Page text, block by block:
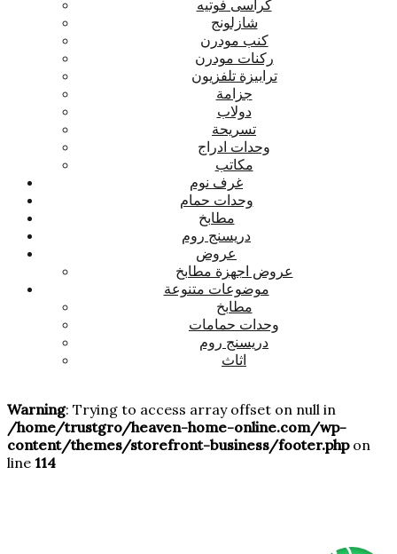
كراسى فوتيه
شازلونج
كنب مودرن
ركنات مودرن
ترابيزة تلفزيون
جزامة
دولاب
تسريحة
وحدات ادراج
مكاتب
غرف نوم
وحدات حمام
مطابخ
دريسنج روم
عروض
عروض اجهزة مطابخ
موضوعات متنوعة
مطابخ
وحدات حمامات
دريسنج روم
اثاث
Warning: Trying to access array offset on null in
/home/trustgro/heaven-home-online.com/wp-
content/themes/storefront-business/footer.phpon
line 114